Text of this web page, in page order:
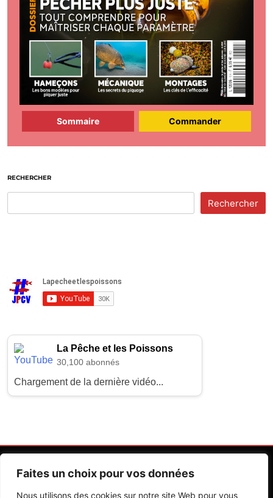
Faites un choix pour vos données
Nous utilisons des cookies sur notre site Web pour vous
Sommaire Commander
RECHERCHER
Rechercher
La Pêche et les Poissons
30,100 abonnés
Chargement de la dernière vidéo...